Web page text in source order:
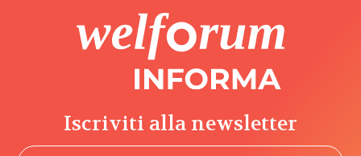
Iscriviti alla newsletter